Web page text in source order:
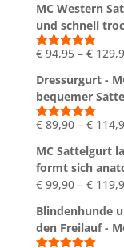
war:
€ 39,99€
MC Western
und schnell
Bewertet
von 5
€94,95– €
Dressurgurt -
bequemer
Bewertet
von 5
€89,90– €
MC Sattelgurt
formt sich
€99,90– €
Blindenhunde
den Freilauf -